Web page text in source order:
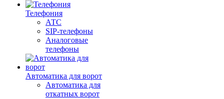
Телефония
АТС
SIP-телефоны
Аналоговые
телефоны
Автоматика для ворот
Автоматика для
откатных ворот